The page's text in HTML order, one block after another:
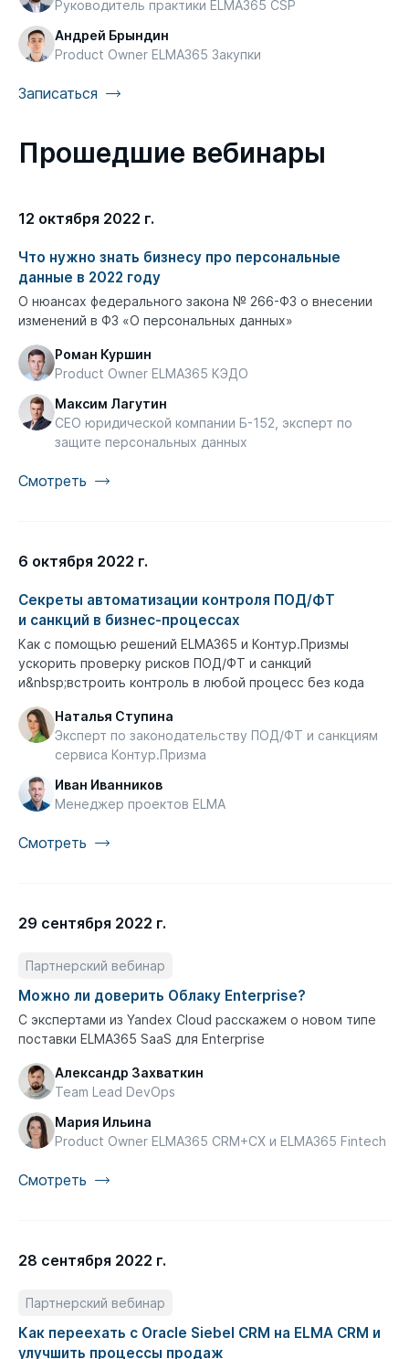
Руководитель практики ELMA365 CSP
Андрей Брындин
Product Owner ELMA365 Закупки
Записаться
Прошедшие вебинары
12 октября 2022 г.
Что нужно знать бизнесу про персональные
данные в 2022 году
О нюансах федерального закона № 266-ФЗ о внесении
изменений в ФЗ «О персональных данных»
Роман Куршин
Product Owner ELMA365 КЭДО
Максим Лагутин
CEO юридической компании Б-152, эксперт по
защите персональных данных
Смотреть
6 октября 2022 г.
Секреты автоматизации контроля ПОД/ФТ
и санкций в бизнес-процессах
Как с помощью решений ELMA365 и Контур.Призмы
ускорить проверку рисков ПОД/ФТ и санкций
и&nbsp;встроить контроль в любой процесс без кода
Наталья Ступина
Эксперт по законодательству ПОД/ФТ и санкциям
сервиса Контур.Призма
Иван Иванников
Менеджер проектов ELMA
Смотреть
29 сентября 2022 г.
Партнерский вебинар
Можно ли доверить Облаку Enterprise?
С экспертами из Yandex Cloud расскажем о новом типе
поставки ELMA365 SaaS для Enterprise
Александр Захваткин
Team Lead DevОps
Мария Ильина
Product Owner ELMA365 CRM+CX и ELMA365 Fintech
Смотреть
28 сентября 2022 г.
Партнерский вебинар
Как переехать с Oracle Siebel CRM на ELMA CRM и
улучшить процессы продаж